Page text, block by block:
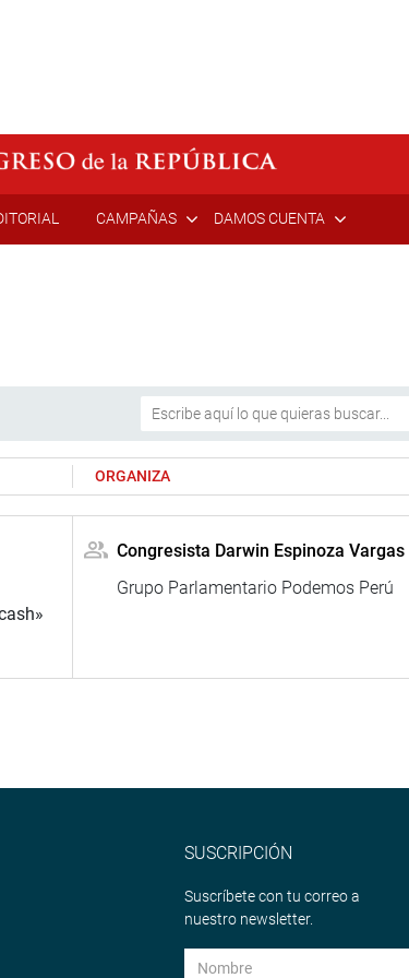
CAMPAÑAS DAMOS CUENTA
ORGANIZA
Congresista Darwin Espinoza Vargas
Grupo Parlamentario Podemos Perú
SUSCRIPCIÓN
Suscríbete con tu correo a
nuestro newsletter.